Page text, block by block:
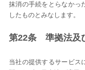
抹消の手続をとらなかっ
したものとみなします。
第22条 準拠法及
当社の提供するサービス